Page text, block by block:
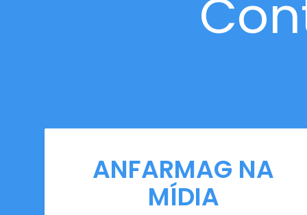
ANFARMAG NA
MÍDIA